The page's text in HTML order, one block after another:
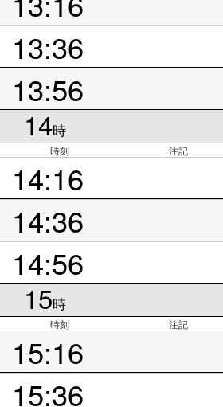
13:36
13:56
14時
時刻 注記
14:16
14:36
14:56
15時
時刻 注記
15:16
15:36